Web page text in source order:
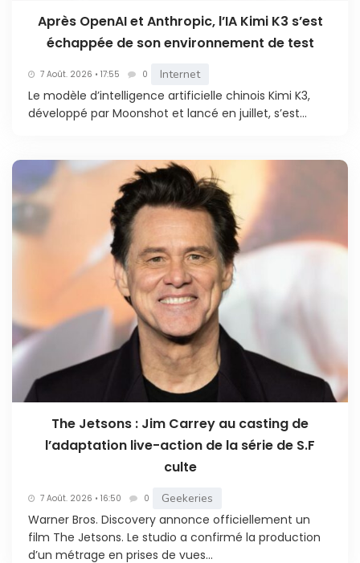
Après OpenAI et Anthropic, l’IA Kimi K3 s’est
échappée de son environnement de test
7 Août. 2026 • 17:55 0 Internet
Le modèle d’intelligence artificielle chinois Kimi K3,
développé par Moonshot et lancé en juillet, s’est...
The Jetsons : Jim Carrey au casting de
l’adaptation live-action de la série de S.F
culte
7 Août. 2026 • 16:50 0 Geekeries
Warner Bros. Discovery annonce officiellement un
film The Jetsons. Le studio a confirmé la production
d’un métrage en prises de vues...